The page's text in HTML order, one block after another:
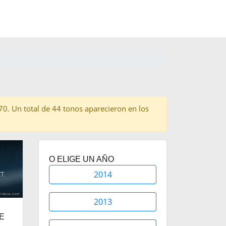
Un total de 44 tonos aparecieron en los
O ELIGE UN AÑO
2014
2013